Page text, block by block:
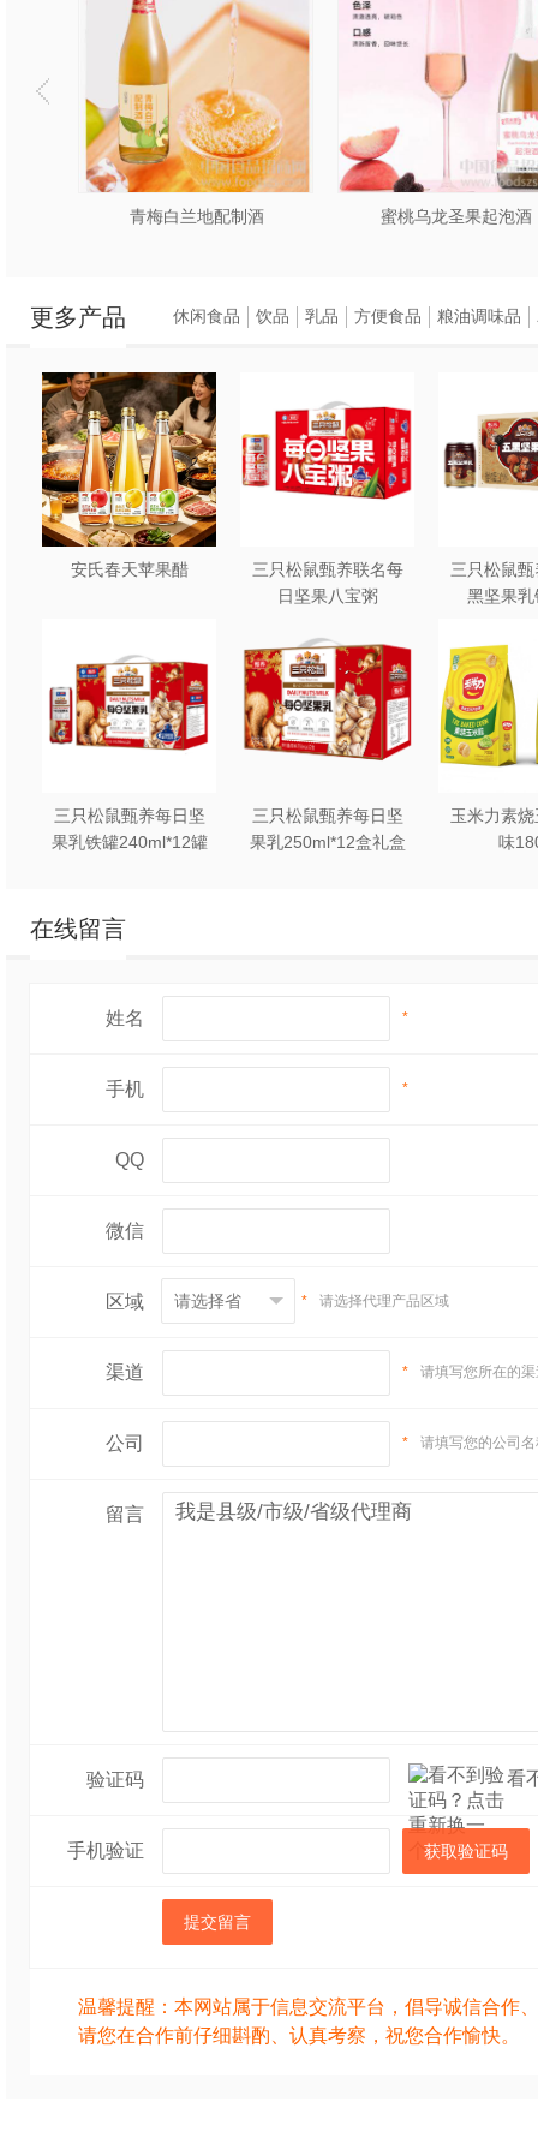
青梅白兰地配制酒 蜜桃乌龙圣果起泡酒
更多产品
安氏春天苹果醋
三只松鼠甄养联名每
日坚果八宝粥
三只松鼠
黑坚果乳
三只松鼠甄养每日坚
果乳铁罐240ml*12罐
三只松鼠甄养每日坚
果乳250ml*12盒礼盒
玉米力素
味
休闲食品 饮品 乳品 方便食品 粮油调味品
在线留言
姓名 *
手机 *
QQ
微信
区域 * 请选择代理产品区域
渠道 * 请填写您所在的
公司 * 请填写您的公司
留言
验证码 看
手机验证 获取验证码
提交留言
温馨提醒：本网站属于信息交流平台，倡导诚信合作
请您在合作前仔细斟酌、认真考察，祝您合作愉快。